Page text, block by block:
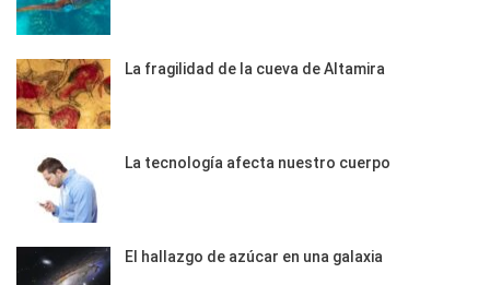
La fragilidad de la cueva de Altamira
La tecnología afecta nuestro cuerpo
El hallazgo de azúcar en una galaxia